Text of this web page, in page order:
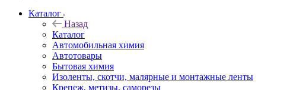
Каталог
Назад
Каталог
Автомобильная химия
Автотовары
Бытовая химия
Изоленты, скотчи, малярные и монтажные ленты
Крепеж, метизы, саморезы